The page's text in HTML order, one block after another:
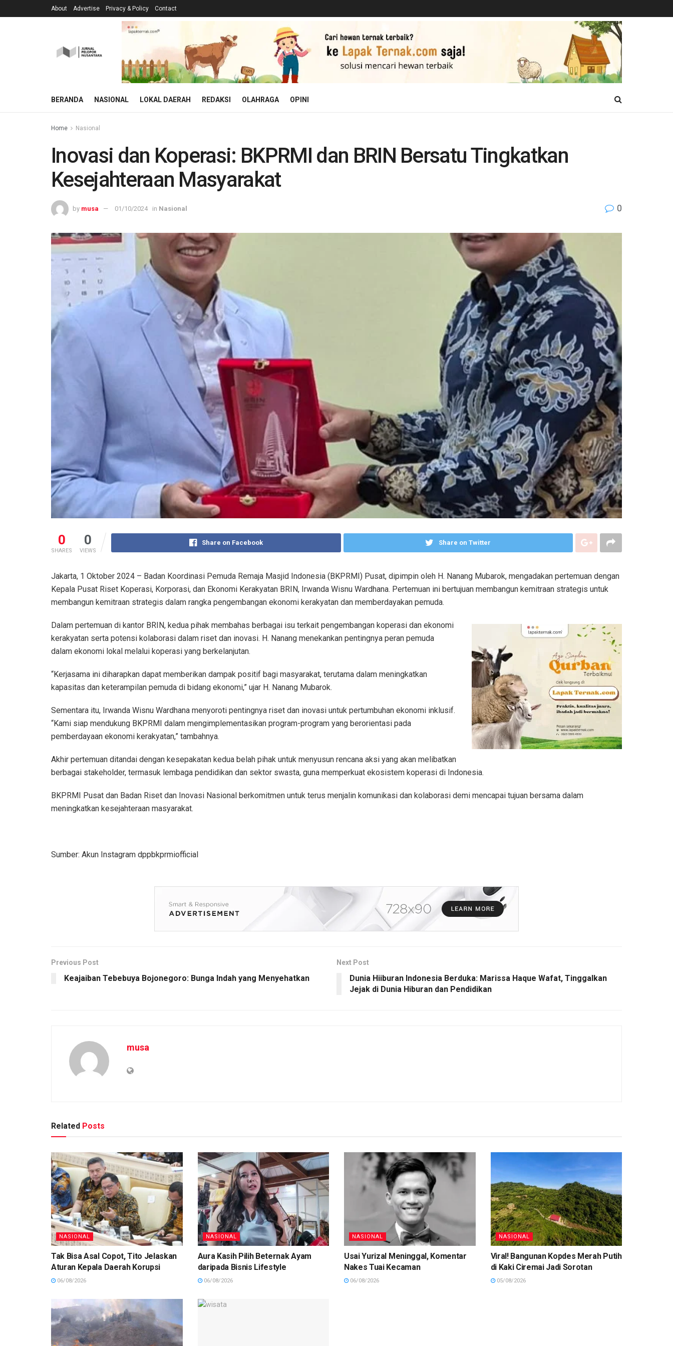
About Advertise Privacy & Policy Contact
BERANDA NASIONAL LOKAL DAERAH REDAKSI OLAHRAGA OPINI
Home Nasional
Inovasi dan Koperasi: BKPRMI dan BRIN Bersatu Tingkatkan
Kesejahteraan Masyarakat
by musa 01/10/2024 in Nasional 0
0
SHARES
0
VIEWS
Share on Facebook Share on Twitter
Jakarta, 1 Oktober 2024 – Badan Koordinasi Pemuda Remaja Masjid Indonesia (BKPRMI) Pusat, dipimpin oleh H. Nanang Mubarok, mengadakan pertemuan dengan
Kepala Pusat Riset Koperasi, Korporasi, dan Ekonomi Kerakyatan BRIN, Irwanda Wisnu Wardhana. Pertemuan ini bertujuan membangun kemitraan strategis untuk
membangun kemitraan strategis dalam rangka pengembangan ekonomi kerakyatan dan memberdayakan pemuda.
Dalam pertemuan di kantor BRIN, kedua pihak membahas berbagai isu terkait pengembangan koperasi dan ekonomi
kerakyatan serta potensi kolaborasi dalam riset dan inovasi. H. Nanang menekankan pentingnya peran pemuda
dalam ekonomi lokal melalui koperasi yang berkelanjutan.
“Kerjasama ini diharapkan dapat memberikan dampak positif bagi masyarakat, terutama dalam meningkatkan
kapasitas dan keterampilan pemuda di bidang ekonomi,” ujar H. Nanang Mubarok.
Sementara itu, Irwanda Wisnu Wardhana menyoroti pentingnya riset dan inovasi untuk pertumbuhan ekonomi inklusif.
“Kami siap mendukung BKPRMI dalam mengimplementasikan program-program yang berorientasi pada
pemberdayaan ekonomi kerakyatan,” tambahnya.
Akhir pertemuan ditandai dengan kesepakatan kedua belah pihak untuk menyusun rencana aksi yang akan melibatkan
berbagai stakeholder, termasuk lembaga pendidikan dan sektor swasta, guna memperkuat ekosistem koperasi di Indonesia.
BKPRMI Pusat dan Badan Riset dan Inovasi Nasional berkomitmen untuk terus menjalin komunikasi dan kolaborasi demi mencapai tujuan bersama dalam
meningkatkan kesejahteraan masyarakat.
Sumber: Akun Instagram dppbkprmiofficial
Previous Post
Keajaiban Tebebuya Bojonegoro: Bunga Indah yang Menyehatkan
Next Post
Dunia Hiiburan Indonesia Berduka: Marissa Haque Wafat, Tinggalkan
Jejak di Dunia Hiburan dan Pendidikan
musa
Related Posts
NASIONAL
Tak Bisa Asal Copot, Tito Jelaskan
Aturan Kepala Daerah Korupsi
06/08/2026
NASIONAL
Aura Kasih Pilih Beternak Ayam
daripada Bisnis Lifestyle
06/08/2026
NASIONAL
Usai Yurizal Meninggal, Komentar
Nakes Tuai Kecaman
06/08/2026
NASIONAL
Viral! Bangunan Kopdes Merah Putih
di Kaki Ciremai Jadi Sorotan
05/08/2026